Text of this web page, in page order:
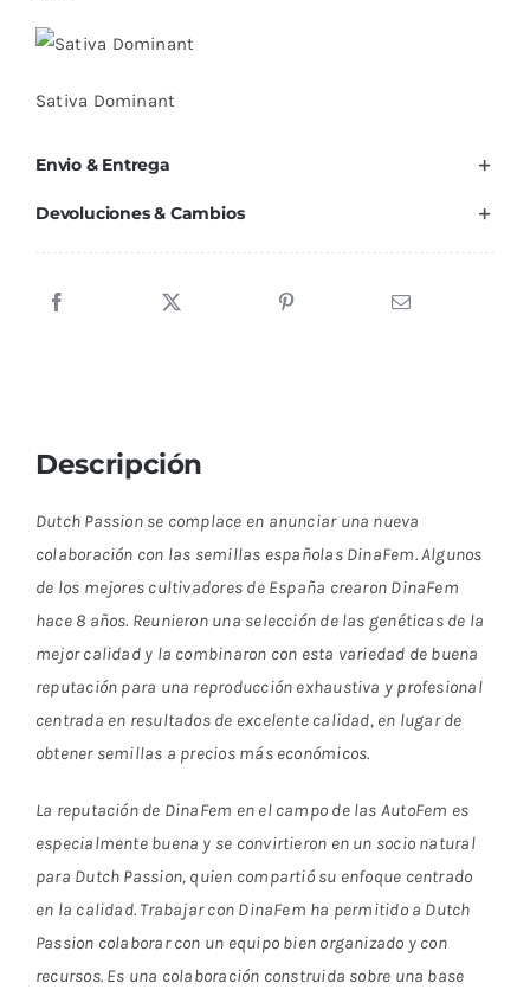
Sativa Dominant
Envio & Entrega
Devoluciones & Cambios
Descripción
Dutch Passion se complace en anunciar una nueva
colaboración con las semillas españolas DinaFem. Algunos
de los mejores cultivadores de España crearon DinaFem
hace 8 años. Reunieron una selección de las genéticas de la
mejor calidad y la combinaron con esta variedad de buena
reputación para una reproducción exhaustiva y profesional
centrada en resultados de excelente calidad, en lugar de
obtener semillas a precios más económicos.
La reputación de DinaFem en el campo de las AutoFem es
especialmente buena y se convirtieron en un socio natural
para Dutch Passion, quien compartió su enfoque centrado
en la calidad. Trabajar con DinaFem ha permitido a Dutch
Passion colaborar con un equipo bien organizado y con
recursos. Es una colaboración construida sobre una base